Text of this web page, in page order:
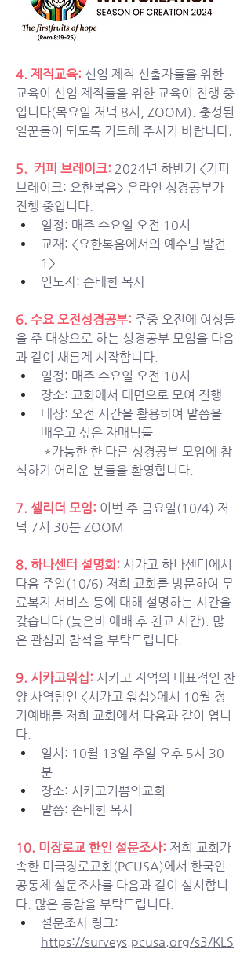
4. 제직교육: 신임 제직 선출자들을 위한
교육이 신임 제직들을 위한 교육이 진행 중
입니다(목요일 저녁 8시, ZOOM). 충성된
일꾼들이 되도록 기도해 주시기 바랍니다.
5.  커피 브레이크: 2024년 하반기 <커피
브레이크: 요한복음> 온라인 성경공부가
진행 중입니다.
일정: 매주 수요일 오전 10시
교재: <요한복음에서의 예수님 발견
1>
인도자: 손태환 목사
6. 수요 오전성경공부: 주중 오전에 여성들
을 주 대상으로 하는 성경공부 모임을 다음
과 같이 새롭게 시작합니다.
일정: 매주 수요일 오전 10시
장소: 교회에서 대면으로 모여 진행
대상: 오전 시간을 활용하여 말씀을
배우고 싶은 자매님들
*가능한 한 다른 성경공부 모임에 참
석하기 어려운 분들을 환영합니다.
7. 셀리더 모임: 이번 주 금요일(10/4) 저
녁 7시 30분 ZOOM
8. 하나센터 설명회: 시카고 하나센터에서
다음 주일(10/6) 저희 교회를 방문하여 무
료복지 서비스 등에 대해 설명하는 시간을
갖습니다 (늦은비 예배 후 친교 시간). 많
은 관심과 참석을 부탁드립니다.
9. 시카고워십: 시카고 지역의 대표적인 찬
양 사역팀인 <시카고 워십>에서 10월 정
기예배를 저희 교회에서 다음과 같이 엽니
다.
일시: 10월 13일 주일 오후 5시 30
분
장소: 시카고기쁨의교회
말씀: 손태환 목사
10. 미장로교 한인 설문조사: 저희 교회가
속한 미국장로교회(PCUSA)에서 한국인
공동체 설문조사를 다음과 같이 실시합니
다. 많은 동참을 부탁드립니다.
https://surveys.pcusa.org/s3/KLS